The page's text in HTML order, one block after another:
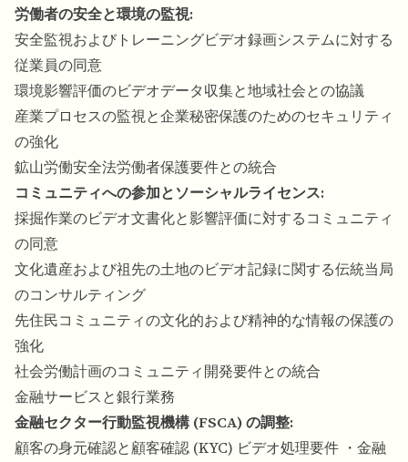
労働者の安全と環境の監視:
安全監視およびトレーニングビデオ録画システムに対する
従業員の同意
環境影響評価のビデオデータ収集と地域社会との協議
産業プロセスの監視と企業秘密保護のためのセキュリティ
の強化
鉱山労働安全法労働者保護要件との統合
コミュニティへの参加とソーシャルライセンス:
採掘作業のビデオ文書化と影響評価に対するコミュニティ
の同意
文化遺産および祖先の土地のビデオ記録に関する伝統当局
のコンサルティング
先住民コミュニティの文化的および精神的な情報の保護の
強化
社会労働計画のコミュニティ開発要件との統合
金融サービスと銀行業務
金融セクター行動監視機構 (FSCA) の調整:
顧客の身元確認と顧客確認 (KYC) ビデオ処理要件 ・金融